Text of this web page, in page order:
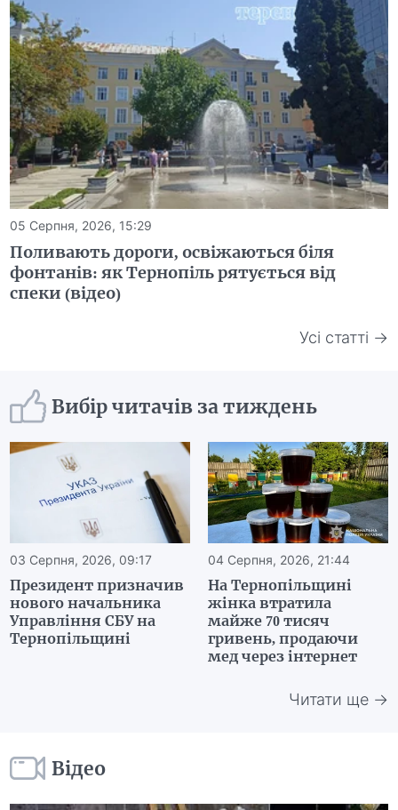
05 Серпня, 2026, 15:29
Поливають дороги, освіжаються біля
фонтанів: як Тернопіль рятується від
спеки (відео)
Усі статті →
Вибір читачів за тиждень
03 Серпня, 2026, 09:17
Президент призначив
нового начальника
Управління СБУ на
Тернопільщині
04 Серпня, 2026, 21:44
На Тернопільщині
жінка втратила
майже 70 тисяч
гривень, продаючи
мед через інтернет
Читати ще →
Відео